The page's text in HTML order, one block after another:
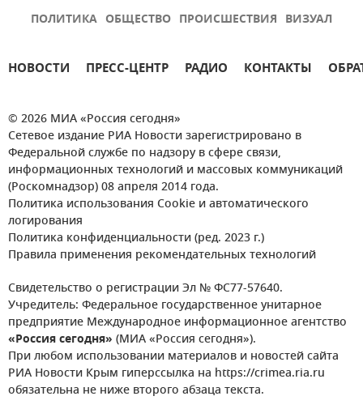
ПОЛИТИКА ОБЩЕСТВО ПРОИСШЕСТВИЯ ВИЗУАЛ
НОВОСТИ ПРЕСС-ЦЕНТР РАДИО КОНТАКТЫ
© 2026 МИА «Россия сегодня»
Сетевое издание РИА Новости зарегистрировано в
Федеральной службе по надзору в сфере связи,
информационных технологий и массовых коммуникаций
(Роскомнадзор) 08 апреля 2014 года.
Политика использования Cookie и автоматического
логирования
Политика конфиденциальности (ред. 2023 г.)
Правила применения рекомендательных технологий
Свидетельство о регистрации Эл № ФС77-57640.
Учредитель: Федеральное государственное унитарное
предприятие Международное информационное агентство
«Россия сегодня» (МИА «Россия сегодня»).
При любом использовании материалов и новостей сайта
РИА Новости Крым гиперссылка на https://crimea.ria.ru
обязательна не ниже второго абзаца текста.